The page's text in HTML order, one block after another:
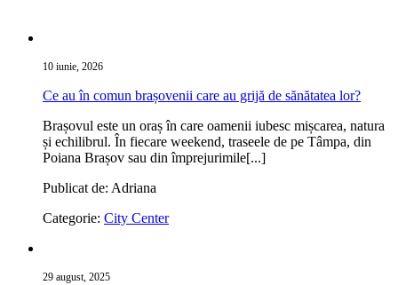
10 iunie, 2026
Ce au în comun brașovenii care au grijă de sănătatea lor?
Brașovul este un oraș în care oamenii iubesc mișcarea, natura
și echilibrul. În fiecare weekend, traseele de pe Tâmpa, din
Poiana Brașov sau din împrejurimile[...]
Publicat de: Adriana
Categorie: City Center
29 august, 2025